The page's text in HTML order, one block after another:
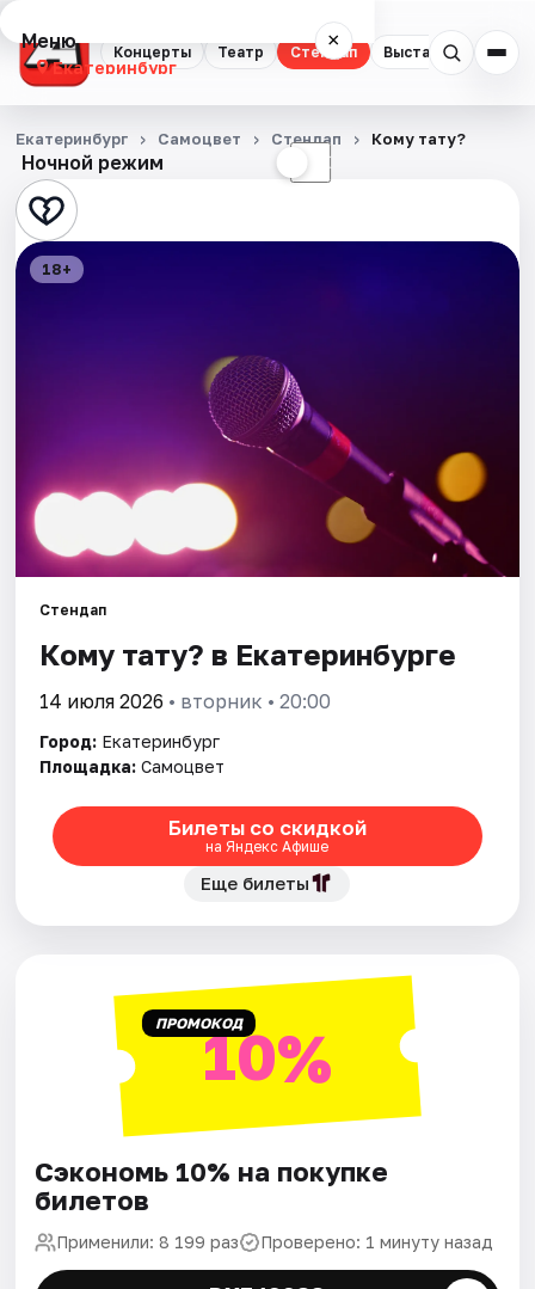
Концерты Театр Стендап Выставки
Меню ×
Екатеринбург
Концерты
Театр
Стендап
События
Площадки
Артисты
Рейтинги
Ночной режим ☾
Екатеринбург Самоцвет Стендап Кому тату?
18+
Стендап
Кому тату? в Екатеринбурге
14 июля 2026 • вторник • 20:00
Город: Екатеринбург
Площадка: Самоцвет
Билеты со скидкой
на Яндекс Афише
Еще билеты
ПРОМОКОД10%
Сэкономь 10% на покупке
билетов
Применили: 8 199 раз Проверено: 1 минуту назад